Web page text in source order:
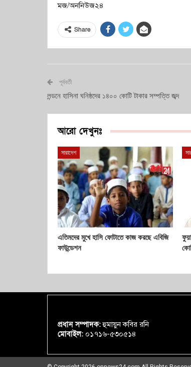
মজ/অননিউজ২৪
Share
পূর্ববর্তী
লন্ডনে হাসিনা ঘনিষ্ঠদের ১৪০০ কোটি টাকার সম্পত্তি জব্দ
আরো দেখুনঃ
সারাদেশ
এতিমদের মুখে হাসি ফোটাতে কাজ করছে এবিজি
ফাউন্ডেশন
প্রধান সম্পাদক:হুমায়ুন কবির রনি
মোবাইল: ০১৭১৬-৫৩০৫১৪